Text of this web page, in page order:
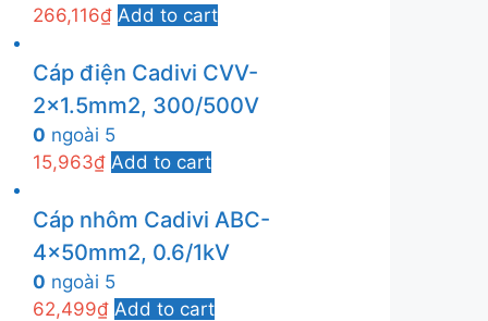
266,116₫ Add to cart
Cáp điện Cadivi CVV-
2×1.5mm2, 300/500V
0 ngoài 5
15,963₫ Add to cart
Cáp nhôm Cadivi ABC-
4x50mm2, 0.6/1kV
0 ngoài 5
62,499₫ Add to cart